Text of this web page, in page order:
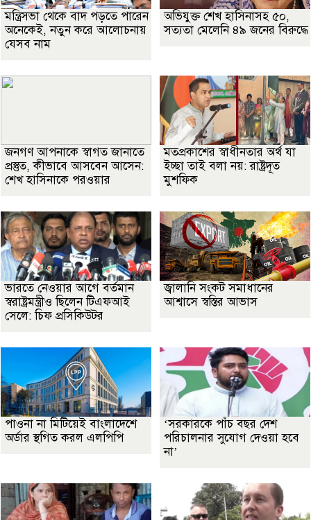
মন্ত্রিসভা থেকে বাদ পড়তে পারেন
অনেকেই, নতুন করে আলোচনায়
যেসব নাম
অভিযুক্ত শেখ হাসিনাসহ ৫০,
সত্যতা মেলেনি ৪৯ জনের বিরুদ্ধে
জনগণ আপনাকে স্বাগত জানাতে
প্রস্তুত, কীভাবে আসবেন আসেন:
শেখ হাসিনাকে পরওয়ার
মতপ্রকাশের স্বাধীনতার অর্থ যা
ইচ্ছা তাই বলা নয়: রাষ্ট্রদূত
মুশফিক
ভারতে নেওয়ার আগে বর্তমান
স্বরাষ্ট্রমন্ত্রীও ছিলেন টিএফআই
সেলে: চিফ প্রসিকিউটর
জ্বালানি সংকট সমাধানের
আশ্বাসে স্বস্তির আভাস
পাওনা না মিটিয়েই বাংলাদেশে
অর্ডার স্থগিত করল এলপিপি
‘সরকারকে পাঁচ বছর দেশ
পরিচালনার সুযোগ দেওয়া হবে
না’